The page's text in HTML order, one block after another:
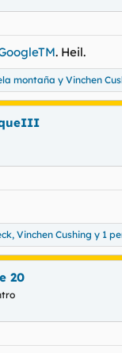
. Heil.
montaña y Vinchen
, Vinchen Cushing y 1
20